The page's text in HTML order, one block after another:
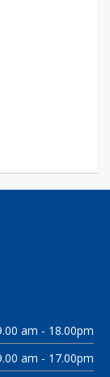
am - 18.00pm
am - 17.00pm